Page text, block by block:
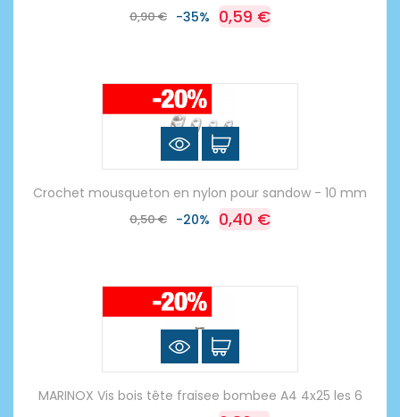
0,90 € -35% 0,59 €
Crochet mousqueton en nylon pour sandow - 10 mm
0,50 € -20% 0,40 €
MARINOX Vis bois tête fraisee bombee A4 4x25 les 6